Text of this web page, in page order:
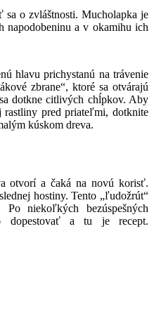
o zvláštnosti. Mucholapka je
napodobeninu a v okamihu ich
hlavu prichystanú na trávenie
zbrane“, ktoré sa otvárajú
dotkne citlivých chĺpkov. Aby
rastliny pred priateľmi, dotknite
kúskom dreva.
otvorí a čaká na novú korisť.
hostiny. Tento „ľudožrút“
niekoľkých bezúspešných
dopestovať a tu je recept.